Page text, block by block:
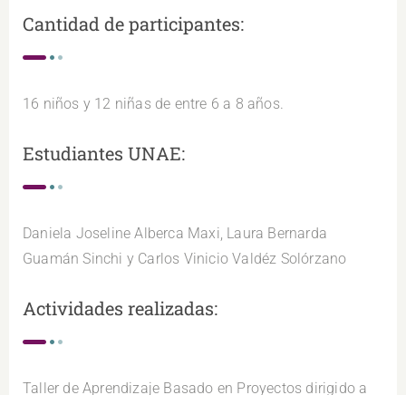
Cantidad de participantes:
16 niños y 12 niñas de entre 6 a 8 años.
Estudiantes UNAE:
Daniela Joseline Alberca Maxi, Laura Bernarda
Guamán Sinchi y Carlos Vinicio Valdéz Solórzano
Actividades realizadas:
Taller de Aprendizaje Basado en Proyectos dirigido a